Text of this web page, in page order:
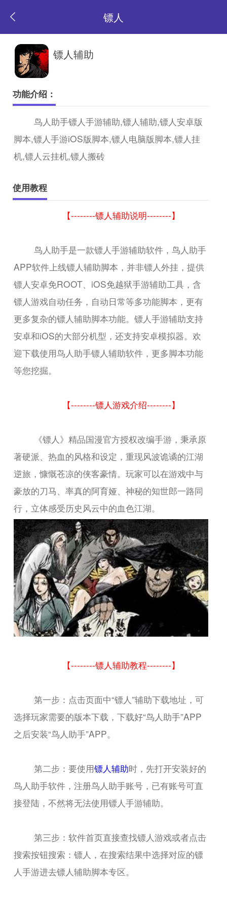
镖人
返
页
镖人辅助
功能介绍：
鸟人助手镖人手游辅助,镖人辅助,镖人安卓版
脚本,镖人手游iOS版脚本,镖人电脑版脚本,镖人挂
机,镖人云挂机,镖人搬砖
使用教程
【--------镖人辅助说明--------】
鸟人助手是一款镖人手游辅助软件，鸟人助手
APP软件上线镖人辅助脚本，并非镖人外挂，提供
镖人安卓免ROOT、iOS免越狱手游辅助工具，含
镖人游戏自动任务，自动日常等多功能脚本，更有
更多复杂的镖人辅助脚本功能。镖人手游辅助支持
安卓和iOS的大部分机型，还支持安卓模拟器。欢
迎下载使用鸟人助手镖人辅助软件，更多脚本功能
等您挖掘。
【--------镖人游戏介绍--------】
《镖人》精品国漫官方授权改编手游，秉承原
著硬派、热血的风格和设定，重现风波诡谲的江湖
逆旅，慷慨苍凉的侠客豪情。玩家可以在游戏中与
豪放的刀马、率真的阿育娅、神秘的知世郎一路同
行，立体感受历史风云中的血色江湖。
【--------镖人辅助教程--------】
第一步：点击页面中“镖人”辅助下载地址，可
选择玩家需要的版本下载，下载好“鸟人助手”APP
之后安装“鸟人助手”APP。
第二步：要使用镖人辅助时，先打开安装好的
鸟人助手软件，注册鸟人助手账号，已有账号可直
接登陆，不然将无法使用镖人手游辅助。
第三步：软件首页直接查找镖人游戏或者点击
搜索按钮搜索：镖人，在搜索结果中选择对应的镖
人手游进去镖人辅助脚本专区。